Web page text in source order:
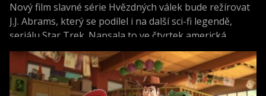
Nový film slavné série Hvězdných válek bude režírovat
J.J. Abrams, který se podílel i na další sci-fi legendě,
seriálu Star Trek. Napsala to ve čtvrtek americká
filmová média.